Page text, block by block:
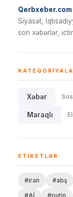
Qerbxeber.com
Siyasət,
son xəbərlər,
Xəbər
Maraqlı
ETIKETLƏR
#iran #abş
#Aİ
#putin